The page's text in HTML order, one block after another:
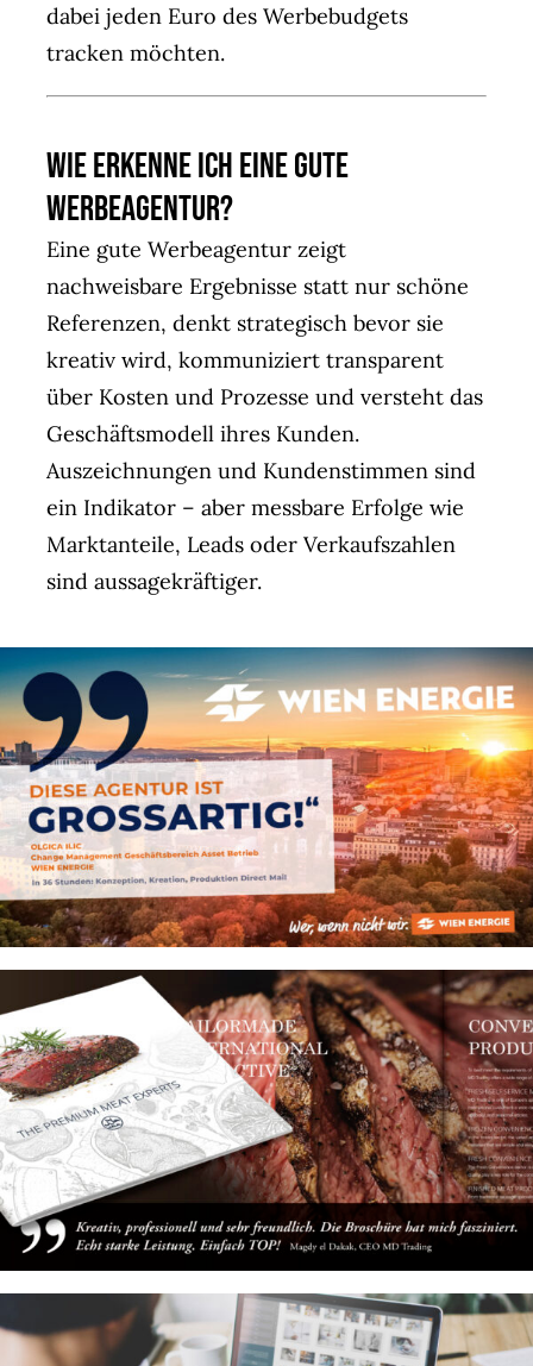
dabei jeden Euro des Werbebudgets
tracken möchten.
Wie erkenne ich eine gute
Werbeagentur?
Eine gute Werbeagentur zeigt
nachweisbare Ergebnisse statt nur schöne
Referenzen, denkt strategisch bevor sie
kreativ wird, kommuniziert transparent
über Kosten und Prozesse und versteht das
Geschäftsmodell ihres Kunden.
Auszeichnungen und Kundenstimmen sind
ein Indikator – aber messbare Erfolge wie
Marktanteile, Leads oder Verkaufszahlen
sind aussagekräftiger.